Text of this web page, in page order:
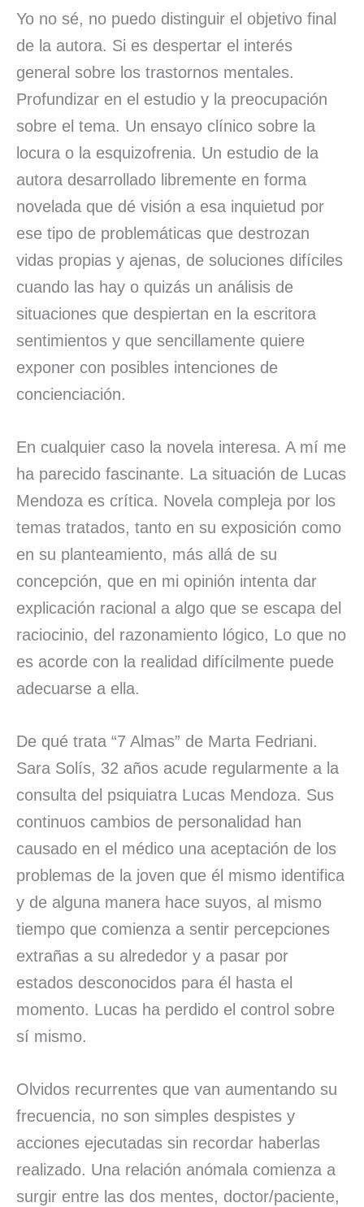
Yo no sé, no puedo distinguir el objetivo final
de la autora. Si es despertar el interés
general sobre los trastornos mentales.
Profundizar en el estudio y la preocupación
sobre el tema. Un ensayo clínico sobre la
locura o la esquizofrenia. Un estudio de la
autora desarrollado libremente en forma
novelada que dé visión a esa inquietud por
ese tipo de problemáticas que destrozan
vidas propias y ajenas, de soluciones difíciles
cuando las hay o quizás un análisis de
situaciones que despiertan en la escritora
sentimientos y que sencillamente quiere
exponer con posibles intenciones de
concienciación.
En cualquier caso la novela interesa. A mí me
ha parecido fascinante. La situación de Lucas
Mendoza es crítica. Novela compleja por los
temas tratados, tanto en su exposición como
en su planteamiento, más allá de su
concepción, que en mi opinión intenta dar
explicación racional a algo que se escapa del
raciocinio, del razonamiento lógico, Lo que no
es acorde con la realidad difícilmente puede
adecuarse a ella.
De qué trata “7 Almas” de Marta Fedriani.
Sara Solís, 32 años acude regularmente a la
consulta del psiquiatra Lucas Mendoza. Sus
continuos cambios de personalidad han
causado en el médico una aceptación de los
problemas de la joven que él mismo identifica
y de alguna manera hace suyos, al mismo
tiempo que comienza a sentir percepciones
extrañas a su alrededor y a pasar por
estados desconocidos para él hasta el
momento. Lucas ha perdido el control sobre
sí mismo.
Olvidos recurrentes que van aumentando su
frecuencia, no son simples despistes y
acciones ejecutadas sin recordar haberlas
realizado. Una relación anómala comienza a
surgir entre las dos mentes, doctor/paciente,